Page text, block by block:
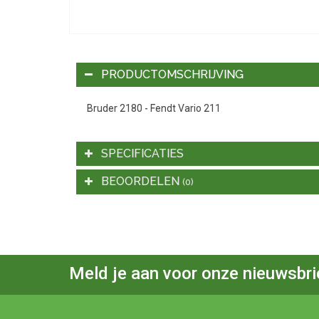
PRODUCTOMSCHRIJVING
Bruder 2180 - Fendt Vario 211
SPECIFICATIES
BEOORDELEN (0)
Meld je aan voor onze